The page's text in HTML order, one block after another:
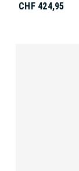
CHF 424,95